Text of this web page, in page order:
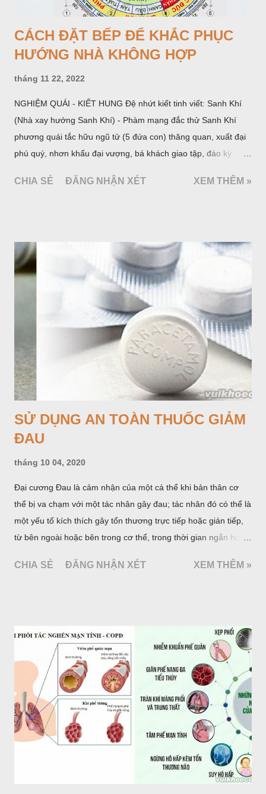
CÁCH ĐẶT BẾP ĐỂ KHẮC PHỤC
HƯỚNG NHÀ KHÔNG HỢP
tháng 11 22, 2022
NGHIỆM QUÁI - KIẾT HUNG Đệ nhứt kiết tinh viết: Sanh Khí
(Nhà xay hướng Sanh Khí) - Phàm mạng đắc thử Sanh Khí
phương quái tắc hữu ngũ tử (5 đứa con) thăng quan, xuất đại
phú quý, nhơn khẩu đại vượng, bá khách giao tập, đáo kỳ
đại phát tài). Đệ nhị kiết tỉnh viết: Thiên Y (Nhà xay hướng
niên đắc tài. Đến các năm tháng Thìn, Tuất, Sửu, Mùi có tài.
CHIA SẺ ĐĂNG NHẬN XÉT XEM THÊM »
SỬ DỤNG AN TOÀN THUỐC GIẢM
ĐAU
tháng 10 04, 2020
Đại cương Đau là cảm nhận của một cá thể khi bản thân cơ
thể bị va chạm với một tác nhân gây đau; tác nhân đó có thể là
một yếu tố kích thích gây tổn thương trực tiếp hoặc gián tiếp,
từ bên ngoài hoặc bên trong cơ thể, trong thời gian ngắn hoặc
tật nhưng cũng còn là triệu chứng tồn lưu trong và sau quá
nghiệm cảm giác và cảm xúc khó chịu kết hợp với một tổn
thương của mô hiện tại hoặc sẽ xảy ra, hoặc được mô tả bằng
các ngôn từ về tổn thương đó”.
CHIA SẺ ĐĂNG NHẬN XÉT XEM THÊM »